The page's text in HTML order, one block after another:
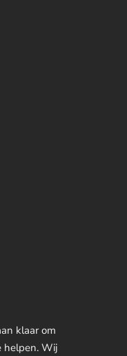
klaar om
helpen. Wij